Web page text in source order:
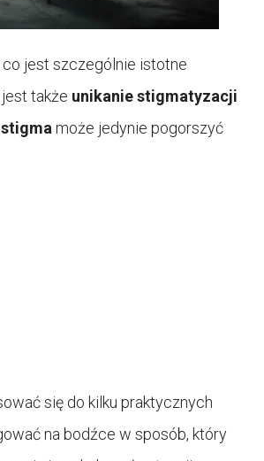
jest szczególnie istotne
także unikanie stigmatyzacji
stigma może jedynie pogorszyć
się do kilku praktycznych
na bodźce w sposób, który